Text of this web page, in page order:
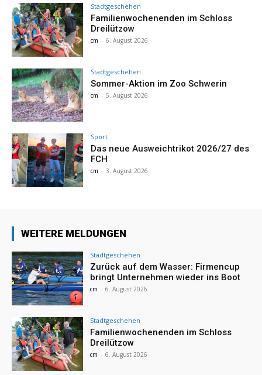
Stadtgeschehen
Familienwochenenden im Schloss
Dreilützow
cm - 6. August 2026
Stadtgeschehen
Sommer-Aktion im Zoo Schwerin
cm - 5. August 2026
Sport
Das neue Ausweichtrikot 2026/27 des
FCH
cm - 3. August 2026
WEITERE MELDUNGEN
Stadtgeschehen
Zurück auf dem Wasser: Firmencup
bringt Unternehmen wieder ins Boot
cm - 6. August 2026
Stadtgeschehen
Familienwochenenden im Schloss
Dreilützow
cm - 6. August 2026